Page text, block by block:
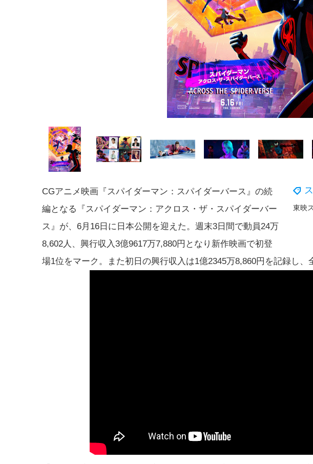
CGアニメ映画『スパイダーマン：スパイダーバース』の続
編となる『スパイダーマン：アクロス・ザ・スパイダーバー
ス』が、6月16日に日本公開を迎えた。週末3日間で動員24万
8,602人、興行収入3億9617万7,880円となり新作映画で初登
場1位をマーク。また初日の興行収入は1億2345万8,860円を記録し、